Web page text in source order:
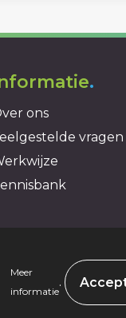
.
ons
vragen
Meer
informatie
.